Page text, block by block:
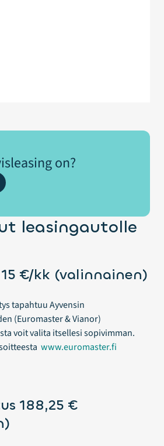
on?
leasingautolle
15 €/kk (valinnainen)
tapahtuu Ayvensin
(Euromaster & Vianor)
voit valita itsellesi sopivimman.
www.euromaster.fi
188,25 €